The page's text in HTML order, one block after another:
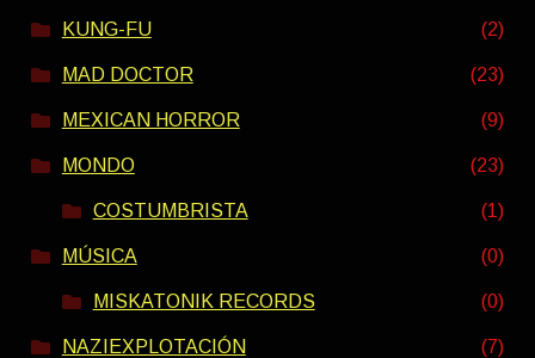
KUNG-FU (2)
MAD DOCTOR (23)
MEXICAN HORROR (9)
MONDO (23)
COSTUMBRISTA (1)
MÚSICA (0)
MISKATONIK RECORDS (0)
NAZIEXPLOTACIÓN (7)